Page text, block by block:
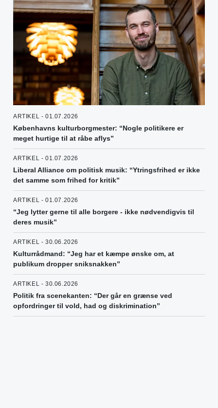
ARTIKEL - 01.07.2026
Københavns kulturborgmester: “Nogle politikere er
meget hurtige til at råbe aflys”
ARTIKEL - 01.07.2026
Liberal Alliance om politisk musik: “Ytringsfrihed er ikke
det samme som frihed for kritik”
ARTIKEL - 01.07.2026
“Jeg lytter gerne til alle borgere - ikke nødvendigvis til
deres musik”
ARTIKEL - 30.06.2026
Kulturrådmand: “Jeg har et kæmpe ønske om, at
publikum dropper sniksnakken”
ARTIKEL - 30.06.2026
Politik fra scenekanten: “Der går en grænse ved
opfordringer til vold, had og diskrimination”